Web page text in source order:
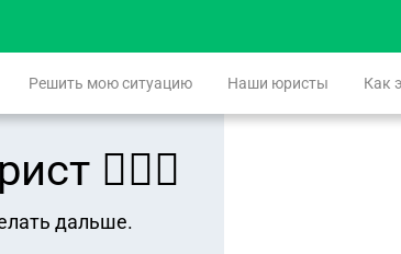
Решить мою ситуацию Наши юристы Как
👨🏻‍⚖️
дальше.